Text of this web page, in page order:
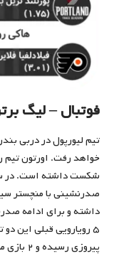
فوتبال – لیگ
تیم لیورپول در دربی
شکست داشته است. در